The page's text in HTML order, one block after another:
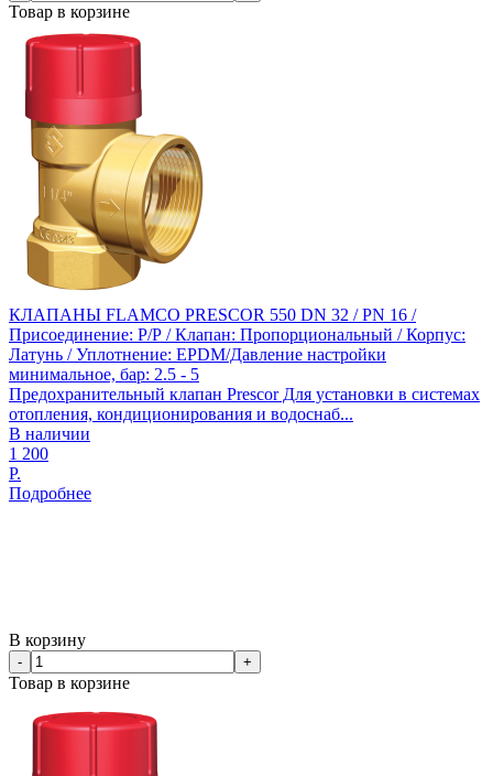
Товар в корзине
КЛАПАНЫ FLAMCO PRESCOR 550 DN 32 / PN 16 /
Присоединение: Р/Р / Клапан: Пропорциональный / Корпус:
Латунь / Уплотнение: EPDM/Давление настройки
минимальное, бар: 2.5 - 5
Предохранительный клапан Prescor Для установки в системах
отопления, кондиционирования и водоснаб...
В наличии
1 200
Р.
Подробнее
В корзину
- +
Товар в корзине